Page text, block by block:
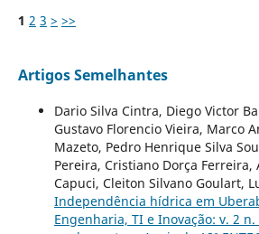
1 2 3 > >>
Artigos Semelhantes
Dario Silva Cintra, Diego Victor
Gustavo Florencio Vieira, Marco
Mazeto, Pedro Henrique Silva
Pereira, Cristiano Dorça Ferreira,
Capuci, Cleiton Silvano Goulart,
Independência hídrica em
Engenharia, TI e Inovação: v. 2 n.